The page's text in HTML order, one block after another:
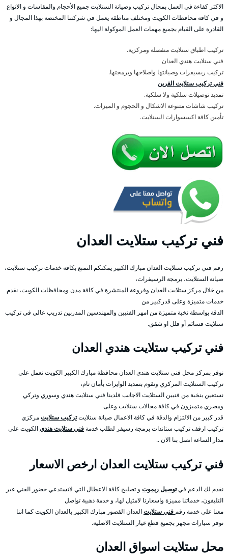
الاكثر كفاءة في العمل بمجال تركيب وصيانة الستلايت جميع الأحجام والمقاسات و الانواع
و في كافة محافظات الكويت ومختلف مناطقه يعمل في شركتنا المختصة بهذا المجال و
القادرة على القيام بجميع مهمات العمل الموكولة اليها:
تركيب اطباق ستلايت منفصلة ومركزية.
فني ستلايت هندي العدان
تركيب ريسيفرات وصيانتها واصلاحها وبرمجتها.
فني تركيب ستلايت القرين
تمديد توصيلات سلكية ولا سلكية.
تركيب شاشات متنوعة الاشكال و الحجوم و الميزات.
تأمين كافة اكسسوارات الستلايت.
فني تركيب ستلايت العدان
رقم فني تركيب ستلايت العدان مبارك الكبير يمكنكم التمتع بكافة خدمات تركيب ستلايت،
صيانة الستلايت، برمجة الرسيفرات،
من خلال مركز ستلايت العدان وفروعة المنتشرة في كافة مدن ومحافظات الكويت، نقدم
خدمات متميزة وعلى قدركبير من
الدقة بواسطة نخبة متميزة من امهر الفنيين والمهندسين المدربين تدريب عالي في تركيب
ستلايت قسائم أو فلل او شقق.
فني تركيب ستلايت هندي العدان
نوفر بمركز محل فني ستلايت هندي العدان محافظة مبارك الكبير الكويت نعمل على
تركيب الستلايت المركزي ونقوم بتمديد الوايرات بأمان تام،
نستعين بنخبة من فنيين الستلايت الاجانب فلدينا فني ستلايت هندي وسوري وتركي
ومصري متميزون في كافة مجالات ستلايت وعلى
قدر كبير من الالتزام والدقة في كافة الاعمال صيانة ستلايتتركيب ستلايتمركزي
تركيب ارفف تركيب ستاندات برمجة رسيفر لطلب خدمةفني ستلايت هنديالكويت على
مدار الساعة اتصل بنا الان ..
فني تركيب ستلايت العدان ارخص الاسعار
نقدم لك الدعم فيتوصيل ريموت و تصليح كافة الاعطال التي لاتستدعي حضور الفني عبر
التليفون، خدماتنا مميزة واسعارنا لامثيل لها، و خدمة ذهبية تواصل
معنا على خدمة رقم فني ستلايتالعدان القصور مبارك الكبير بالعدان الكويت كما اننا
نوفر سيارات مجهز بجميع قطع غيار الستلايت الاصلية.
محل ستلايت اسواق العدان